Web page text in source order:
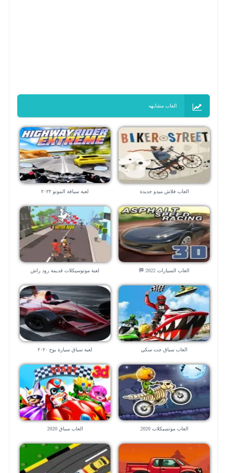
العاب مشابهه
العاب فلاش ميدو جديدة لعبة سياقة الموتو ٢٠٢٢
العاب السيارات 2022 🏁 لعبة موتوسيكلات قديمة رود راش
العاب سباق جت سكي لعبة سباق سيارة بوح ٢٠٢٠
العاب موتسيكلات 2020 العاب سباق 2020